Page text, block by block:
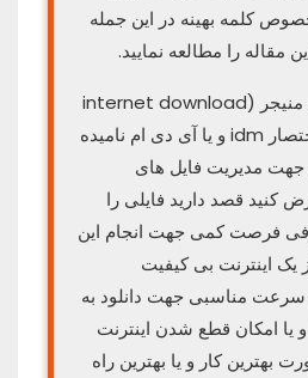
کلمه بهینه در این جمله
مقاله را مطالعه نمایید.
برنامه اینترنت دانلود منیجر (internet download
manager) که به اختصار idm و یا آی دی ام نامیده
مدیریت فایل های
کنید قصد دارید فایلی را
فرصت کمی جهت انجام این
یک اینترنت بی کیفیت
سرعت مناسبی جهت دانلود به
یا امکان قطع شدن اینترنت
بهترین کار و یا بهترین راه